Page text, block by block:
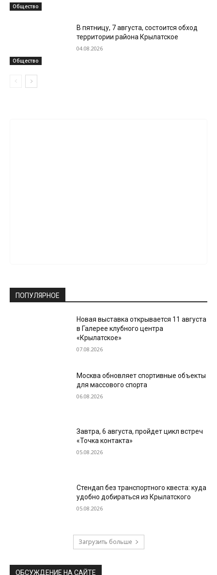
Общество
Общество
В пятницу, 7 августа, состоится обход
территории района Крылатское
04.08.2026
ПОПУЛЯРНОЕ
Новая выставка открывается 11 августа
в Галерее клубного центра
«Крылатское»
07.08.2026
Москва обновляет спортивные объекты
для массового спорта
06.08.2026
Завтра, 6 августа, пройдет цикл встреч
«Точка контакта»
05.08.2026
Стендап без транспортного квеста: куда
удобно добираться из Крылатского
05.08.2026
Загрузить больше
ОБСУЖДЕНИЕ НА САЙТЕ